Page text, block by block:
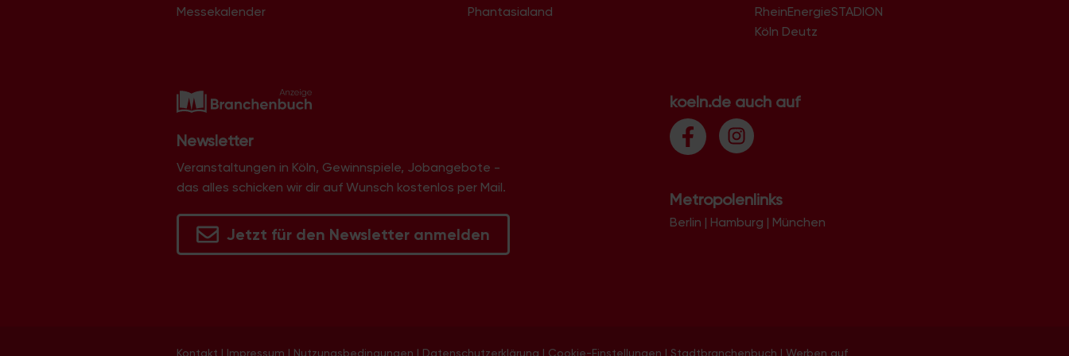
Messekalender
Phantasialand
RheinEnergieSTADION
Köln Deutz
Newsletter
Veranstaltungen in Köln, Gewinnspiele, Jobangebote -
das alles schicken wir dir auf Wunsch kostenlos per Mail.
Jetzt für den Newsletter anmelden
koeln.de auch auf
Metropolenlinks
Berlin | Hamburg | München
Kontakt | Impressum | Nutzungsbedingungen | Datenschutzerklärung | Cookie-Einstellungen | Stadtbranchenbuch | Werben auf